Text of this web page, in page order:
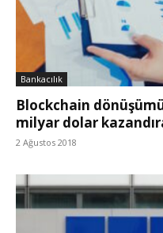
Bankacılık
Blockchain
milyar dolar
2 Ağustos 2018